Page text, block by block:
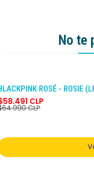
No te
ROSÉ - ROSIE
CLP
CLP